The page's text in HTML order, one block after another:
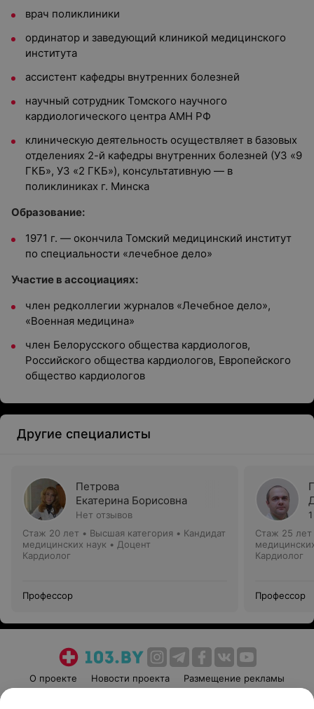
врач поликлиники
ординатор и заведующий клиникой медицинского
института
ассистент кафедры внутренних болезней
научный сотрудник Томского научного
кардиологического центра АМН РФ
клиническую деятельность осуществляет в базовых
отделениях 2-й кафедры внутренних болезней (УЗ «9
ГКБ», УЗ «2 ГКБ»), консультативную — в
поликлиниках г. Минска
Образование:
1971 г. — окончила Томский медицинский институт
по специальности «лечебное дело»
Участие в ассоциациях:
член редколлегии журналов «Лечебное дело»,
«Военная медицина»
член Белорусского общества кардиологов,
Российского общества кардиологов, Европейского
общество кардиологов
Другие специалисты
Петрова
Екатерина Борисовна
Нет отзывов
Стаж 20 лет • Высшая категория • Кандидат
медицинских наук • Доцент
Кардиолог
Профессор
Стаж 25 лет
Кардиолог
Профессор
О проекте Новости проекта
Размещение рекламы